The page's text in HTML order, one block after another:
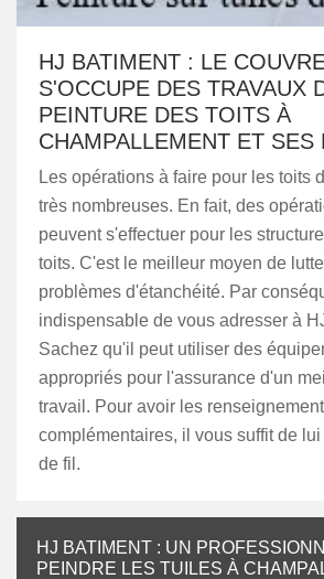
HJ BATIMENT : LE
S'OCCUPE DES TRAVAUX
PEINTURE DES TOITS À
CHAMPALLEMENT ET SES
Les opérations à faire pour les toits
très nombreuses. En fait, des
peuvent s'effectuer pour les
toits. C'est le meilleur moyen de
problèmes d'étanchéité. Par
indispensable de vous adresser à
Sachez qu'il peut utiliser des
appropriés pour l'assurance d'un
travail. Pour avoir les
complémentaires, il vous suffit de
de fil.
HJ BATIMENT : UN
PEINDRE LES TUILES À